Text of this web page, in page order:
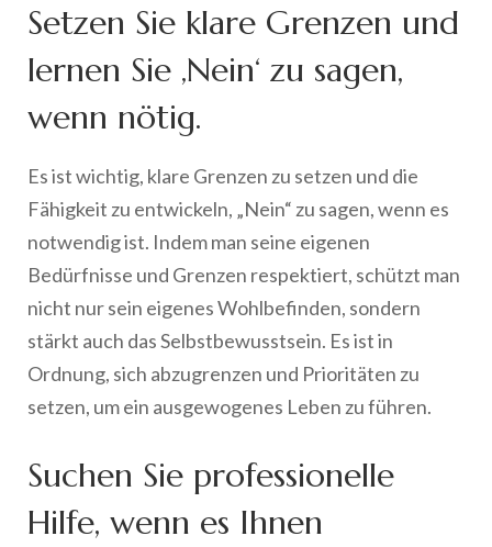
Setzen Sie klare Grenzen und
lernen Sie ‚Nein‘ zu sagen,
wenn nötig.
Es ist wichtig, klare Grenzen zu setzen und die
Fähigkeit zu entwickeln, „Nein“ zu sagen, wenn es
notwendig ist. Indem man seine eigenen
Bedürfnisse und Grenzen respektiert, schützt man
nicht nur sein eigenes Wohlbefinden, sondern
stärkt auch das Selbstbewusstsein. Es ist in
Ordnung, sich abzugrenzen und Prioritäten zu
setzen, um ein ausgewogenes Leben zu führen.
Suchen Sie professionelle
Hilfe, wenn es Ihnen